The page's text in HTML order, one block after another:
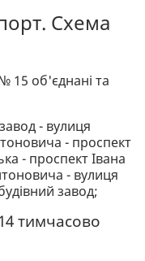
Схема
15 об'єднані та
- вулиця
- проспект
- проспект Івана
- вулиця
завод;
тимчасово